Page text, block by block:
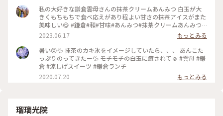
30分弱かかったので、だいたい1時間。 1時間くらいなら、並
んでも食べたいクオリティ。 #神奈川#鎌倉#茶房雲母#白玉#お
もちずき#Ayuのおやつ#はじめての鎌倉
私の大好きな鎌倉雲母さんの抹茶クリームあんみつ 白玉が大
きくもちもちで食べ応えがあり程よい甘さの抹茶アイスがまた
美味しい😋 #鎌倉#和#甘味#あんみつ#抹茶クリームあんみつ#
雲母
2023.06.17
もっとみる
暑い😵💦 抹茶のカキ氷をイメージしていたら、、、 あんこた
っぷりのってきたー💦 モチモチの白玉に癒されて☺️ #雲母 #鎌
倉 #涼しげスイーツ #鎌倉ランチ
2020.07.20
もっとみる
瑠璃光院